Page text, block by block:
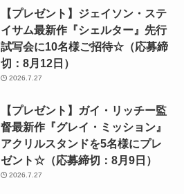
【プレゼント】ジェイソン・ステ
イサム最新作『シェルター』先行
試写会に10名様ご招待☆（応募締
切：8月12日）
2026.7.27
【プレゼント】ガイ・リッチー監
督最新作『グレイ・ミッション』
アクリルスタンドを5名様にプレ
ゼント☆（応募締切：8月9日）
2026.7.27